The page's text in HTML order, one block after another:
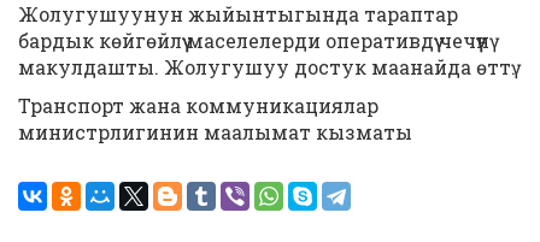
Жолугушуунун жыйынтыгында тараптар
бардык көйгөйлүү маселелерди оперативдүү чечүүнү
макулдашты. Жолугушуу достук маанайда өттү.
Транспорт жана коммуникациялар
министрлигинин маалымат кызматы